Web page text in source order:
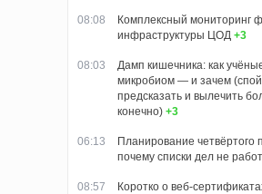
08:08
Комплексный мониторинг
инфраструктуры ЦОД +3
08:03
Дамп кишечника: как
микробиом — и зачем
предсказать и вылечить
конечно) +3
06:13
Планирование четвёртого
почему списки дел не
08:57
Коротко о веб-